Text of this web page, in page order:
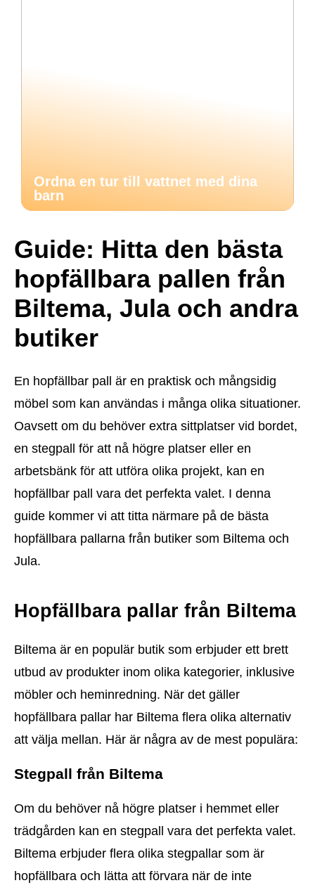
Ordna en tur till vattnet med dina
barn
Guide: Hitta den bästa
hopfällbara pallen från
Biltema, Jula och andra
butiker
En hopfällbar pall är en praktisk och mångsidig
möbel som kan användas i många olika situationer.
Oavsett om du behöver extra sittplatser vid bordet,
en stegpall för att nå högre platser eller en
arbetsbänk för att utföra olika projekt, kan en
hopfällbar pall vara det perfekta valet. I denna
guide kommer vi att titta närmare på de bästa
hopfällbara pallarna från butiker som Biltema och
Jula.
Hopfällbara pallar från Biltema
Biltema är en populär butik som erbjuder ett brett
utbud av produkter inom olika kategorier, inklusive
möbler och heminredning. När det gäller
hopfällbara pallar har Biltema flera olika alternativ
att välja mellan. Här är några av de mest populära:
Stegpall från Biltema
Om du behöver nå högre platser i hemmet eller
trädgården kan en stegpall vara det perfekta valet.
Biltema erbjuder flera olika stegpallar som är
hopfällbara och lätta att förvara när de inte